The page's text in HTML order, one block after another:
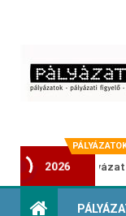
2026
pályázat